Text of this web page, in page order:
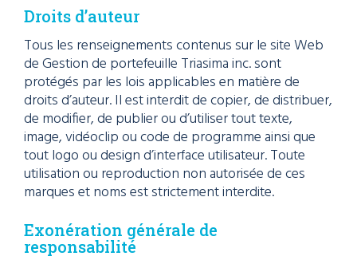
Droits d’auteur
Tous les renseignements contenus sur le site Web
de Gestion de portefeuille Triasima inc. sont
protégés par les lois applicables en matière de
droits d’auteur. Il est interdit de copier, de distribuer,
de modifier, de publier ou d’utiliser tout texte,
image, vidéoclip ou code de programme ainsi que
tout logo ou design d’interface utilisateur. Toute
utilisation ou reproduction non autorisée de ces
marques et noms est strictement interdite.
Exonération générale de
responsabilité